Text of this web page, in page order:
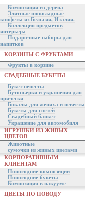
Композиции из дерева
Элитные шоколадные
конфеты из Бельгии, Италии.
Коллекция предметов
интерьера
Подарочные наборы для
напитков
КОРЗИНЫ С ФРУКТАМИ
Фрукты в корзине
СВАДЕБНЫЕ БУКЕТЫ
Букет невесты
Бутоньерки и украшения для
прически
Бокалы для жениха и невесты
Букеты для гостей
Свадебный банкет
Украшение для автомобиля
ИГРУШКИ ИЗ ЖИВЫХ
ЦВЕТОВ
Животные
сумочки из живых цветами
КОРПОРАТИВНЫМ
КЛИЕНТАМ
Новогодние композиции
Новогодние букеты
Композиция в вакууме
ЦВЕТЫ ПО ПОВОДУ